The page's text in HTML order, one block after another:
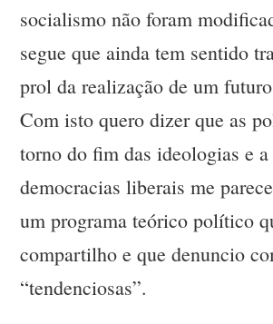
socialismo não foram
segue que ainda tem sentido
prol da realização de um
Com isto quero dizer que as
torno do fim das ideologias e
democracias liberais me
um programa teórico político
compartilho e que denuncio
“tendenciosas”.